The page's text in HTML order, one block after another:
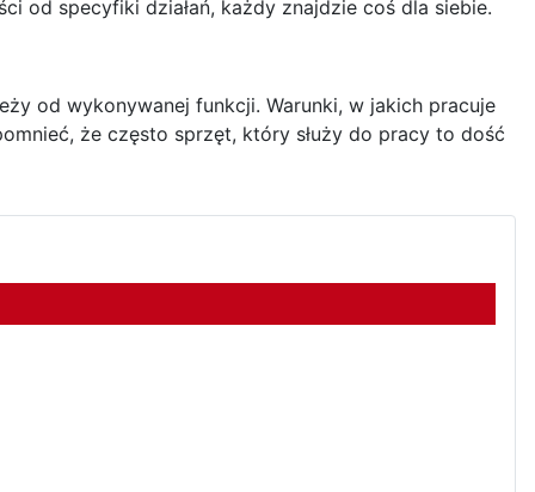
od specyfiki działań, każdy znajdzie coś dla siebie.
od wykonywanej funkcji. Warunki, w jakich pracuje
że często sprzęt, który służy do pracy to dość